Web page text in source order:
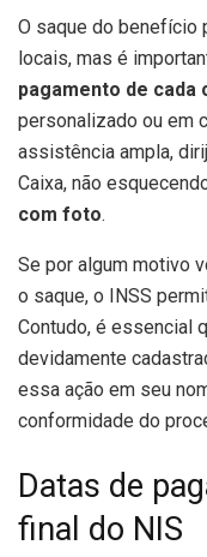
O saque do benefício
locais, mas é
pagamento de cada
personalizado ou em
assistência ampla,
Caixa, não
com foto.
Se por algum motivo
o saque, o INSS
Contudo, é essencial
devidamente
essa ação em seu
conformidade do
Datas de
final do NIS